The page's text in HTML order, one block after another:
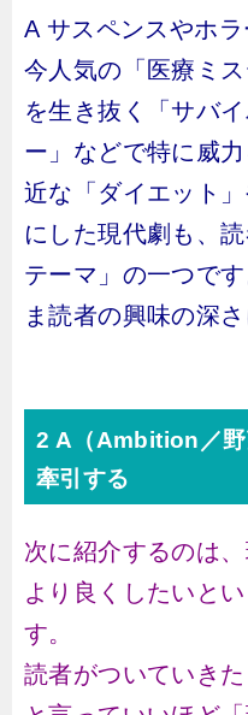
A サスペンスやホ
今人気の「医療ミ
を生き抜く「サバ
ー」などで特に威
近な「ダイエット
にした現代劇も、
テーマ」の一つで
ま読者の興味の深
2 A（Ambition／野
牽引する
次に紹介するのは
より良くしたいと
す。
読者がついていき